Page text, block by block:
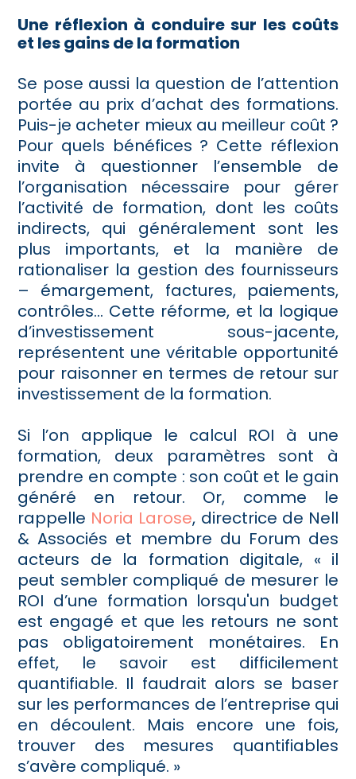
Une réflexion à conduire sur les coûts
et les gains de la formation
Se pose aussi la question de l’attention
portée au prix d’achat des formations.
Puis-je acheter mieux au meilleur coût ?
Pour quels bénéfices ? Cette réflexion
invite à questionner l’ensemble de
l’organisation nécessaire pour gérer
l’activité de formation, dont les coûts
indirects, qui généralement sont les
plus importants, et la manière de
rationaliser la gestion des fournisseurs
– émargement, factures, paiements,
contrôles… Cette réforme, et la logique
d’investissement sous-jacente,
représentent une véritable opportunité
pour raisonner en termes de retour sur
investissement de la formation.
Si l’on applique le calcul ROI à une
formation, deux paramètres sont à
prendre en compte : son coût et le gain
généré en retour. Or, comme le
rappelle Noria Larose, directrice de Nell
& Associés et membre du Forum des
acteurs de la formation digitale, « il
peut sembler compliqué de mesurer le
ROI d’une formation lorsqu'un budget
est engagé et que les retours ne sont
pas obligatoirement monétaires. En
effet, le savoir est difficilement
quantifiable. Il faudrait alors se baser
sur les performances de l’entreprise qui
en découlent. Mais encore une fois,
trouver des mesures quantifiables
s’avère compliqué. »